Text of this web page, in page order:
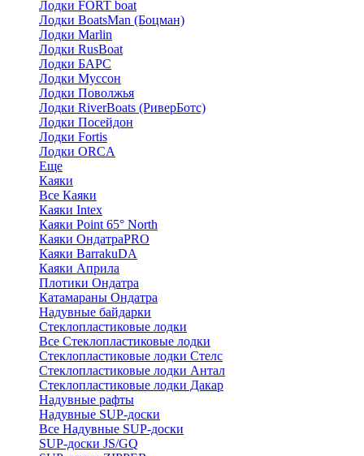
Лодки FORT boat
Лодки BoatsMan (Боцман)
Лодки Marlin
Лодки RusBoat
Лодки БАРС
Лодки Муссон
Лодки Поволжья
Лодки RiverBoats (РиверБотс)
Лодки Посейдон
Лодки Fortis
Лодки ORCA
Еще
Каяки
Все Каяки
Каяки Intex
Каяки Point 65° North
Каяки ОндатраPRO
Каяки BarrakuDA
Каяки Априла
Плотики Ондатра
Катамараны Ондатра
Надувные байдарки
Стеклопластиковые лодки
Все Стеклопластиковые лодки
Стеклопластиковые лодки Стелс
Стеклопластиковые лодки Антал
Стеклопластиковые лодки Дакар
Надувные рафты
Надувные SUP-доски
Все Надувные SUP-доски
SUP-доски JS/GQ